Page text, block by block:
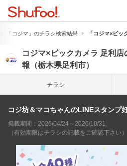
「コジマ」のチラシ検索結果 「コジマ×ビ
コジマ×ビックカメラ 足利
報（栃木県足利市）
チラシ
コジ坊＆マコちゃんのLINEスタンプ
掲載期間：2026/04/24～2026/10/31
（有効期限はチラシの記載をご確認下さい）